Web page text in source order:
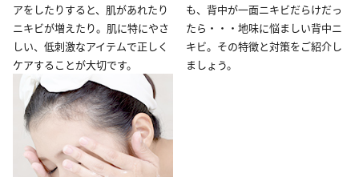
アをしたりすると、肌があれたり
ニキビが増えたり。肌に特にやさ
しい、低刺激なアイテムで正しく
ケアすることが大切です。
も、背中が一面ニキビだらけだっ
たら・・・地味に悩ましい背中ニ
キビ。その特徴と対策をご紹介し
ましょう。